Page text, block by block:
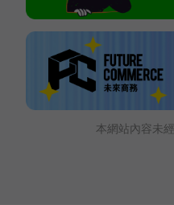
本網站內容未